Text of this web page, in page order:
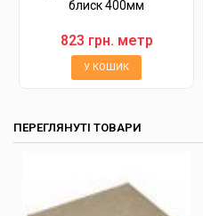
блиск 400мм
823 грн. метр
У КОШИК
ПЕРЕГЛЯНУТІ ТОВАРИ